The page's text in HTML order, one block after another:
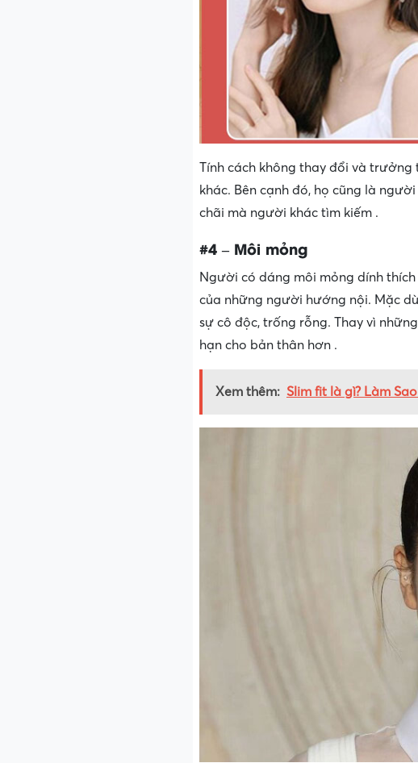
Tính cách không thay đổi và trưởng
khác. Bên cạnh đó, họ cũng là
chãi mà người khác tìm kiếm .
#4 – Môi mỏng
Người có dáng môi mỏng dính
của những người hướng nội. Mặc
sự cô độc, trống rỗng. Thay vì
hạn cho bản thân hơn .
Xem thêm: Slim fit là gì? Làm